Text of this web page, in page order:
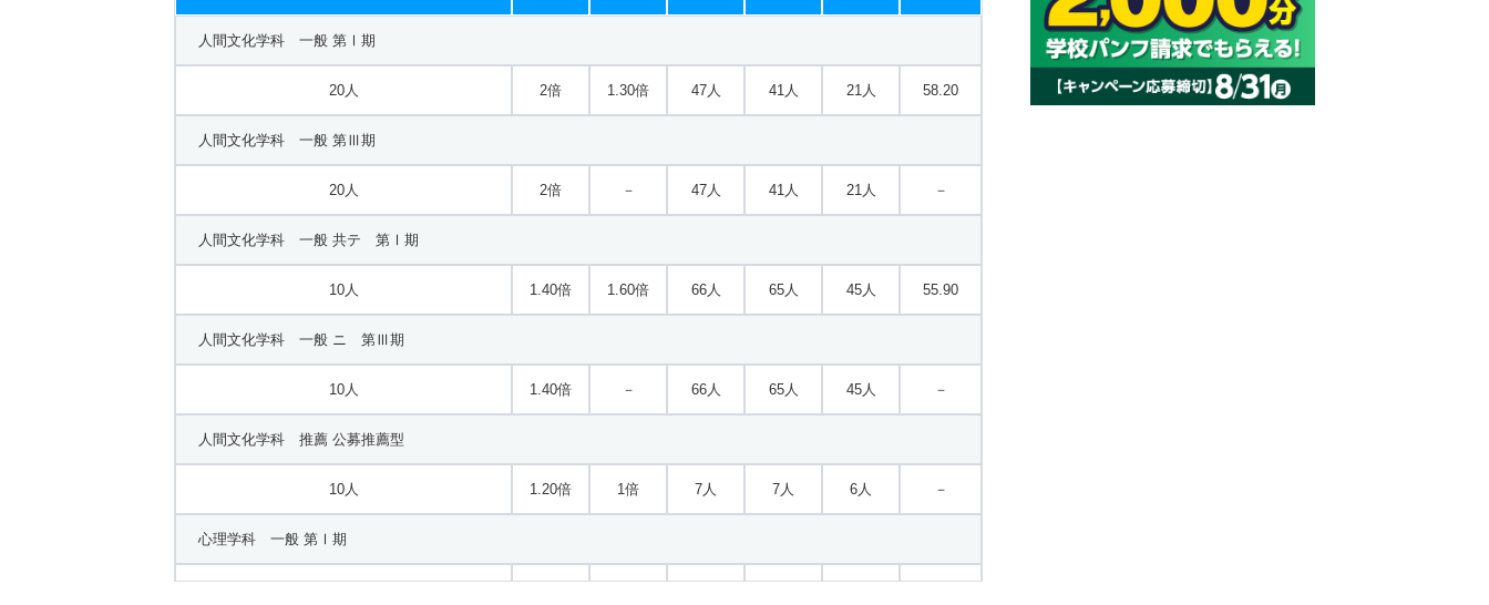
人間文化学科 一般 第Ⅰ期
20人 2倍 1.30倍 47人 41人 21人 58.20
人間文化学科 一般 第Ⅲ期
20人 2倍 － 47人 41人 21人 －
人間文化学科 一般 共テ 第Ⅰ期
10人 1.40倍 1.60倍 66人 65人 45人 55.90
人間文化学科 一般 ニ 第Ⅲ期
10人 1.40倍 － 66人 65人 45人 －
人間文化学科 推薦 公募推薦型
10人 1.20倍 1倍 7人 7人 6人 －
心理学科 一般 第Ⅰ期